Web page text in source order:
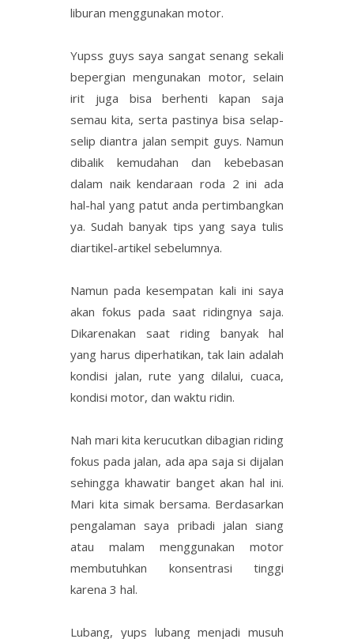
liburan menggunakan motor.
Yupss guys saya sangat senang sekali
bepergian mengunakan motor, selain
irit juga bisa berhenti kapan saja
semau kita, serta pastinya bisa selap-
selip diantra jalan sempit guys. Namun
dibalik kemudahan dan kebebasan
dalam naik kendaraan roda 2 ini ada
hal-hal yang patut anda pertimbangkan
ya. Sudah banyak tips yang saya tulis
diartikel-artikel sebelumnya.
Namun pada kesempatan kali ini saya
akan fokus pada saat ridingnya saja.
Dikarenakan saat riding banyak hal
yang harus diperhatikan, tak lain adalah
kondisi jalan, rute yang dilalui, cuaca,
kondisi motor, dan waktu ridin.
Nah mari kita kerucutkan dibagian riding
fokus pada jalan, ada apa saja si dijalan
sehingga khawatir banget akan hal ini.
Mari kita simak bersama. Berdasarkan
pengalaman saya pribadi jalan siang
atau malam menggunakan motor
membutuhkan konsentrasi tinggi
karena 3 hal.
Lubang, yups lubang menjadi musuh